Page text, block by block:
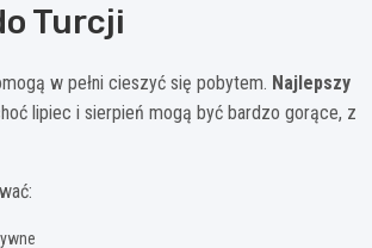
Turcji
w pełni cieszyć się pobytem. Najlepszy
lipiec i sierpień mogą być bardzo gorące, z